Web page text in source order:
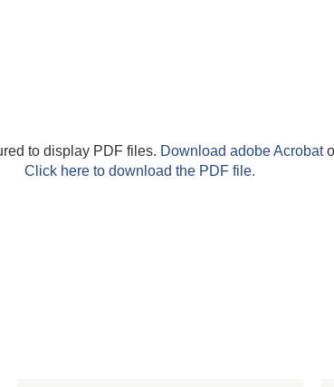
to display PDF files. Download adobe Acrobat
Click here to download the PDF file.